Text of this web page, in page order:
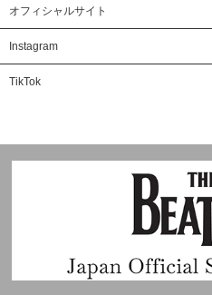
オフィシャルサイト
Instagram
TikTok